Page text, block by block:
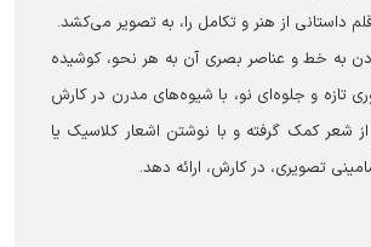
داستانی از هنر و تکامل را، به تصویر می‌کشد.
به خط و عناصر بصری آن به هر نحو، کوشیده
تازه و جلوه‌ای نو، با شیوه‌های مدرن در کارش
از شعر کمک گرفته و با نوشتن اشعار کلاسیک یا
تصویری، در کارش، ارائه دهد.